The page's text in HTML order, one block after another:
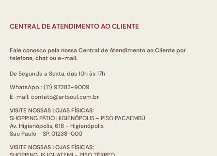
CENTRAL DE ATENDIMENTO AO CLIENTE
Fale conosco pela nossa Central de Atendimento ao Cliente por
telefone, chat ou e-mail.
De Segunda a Sexta, das 10h às 17h
WhatsApp.: (11) 97283-9009
E-mail: contato@artsoul.com.br
VISITE NOSSAS LOJAS FÍSICAS:
SHOPPING PÁTIO HIGIENÓPOLIS - PISO PACAEMBÚ
Av. Higienópolis, 618 - Higienópolis
São Paulo - SP, 01238-000
VISITE NOSSAS LOJAS FÍSICAS: